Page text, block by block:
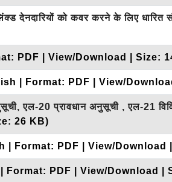
देनदारियों को कवर करने के लिए धारित
PDF | View/Download | Size:
| Format: PDF | View/
एल-20 प्रावधान अनुसूची , एल-21
26 KB)
| Format: PDF | View/Download
Format: PDF | View/Download |